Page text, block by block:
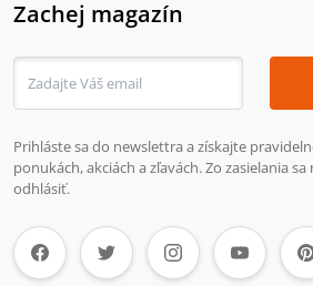
Zachej magazín
Prihláste sa do newslettra a získajte
ponukách, akciách a zľavách. Zo zasielania
odhlásiť.